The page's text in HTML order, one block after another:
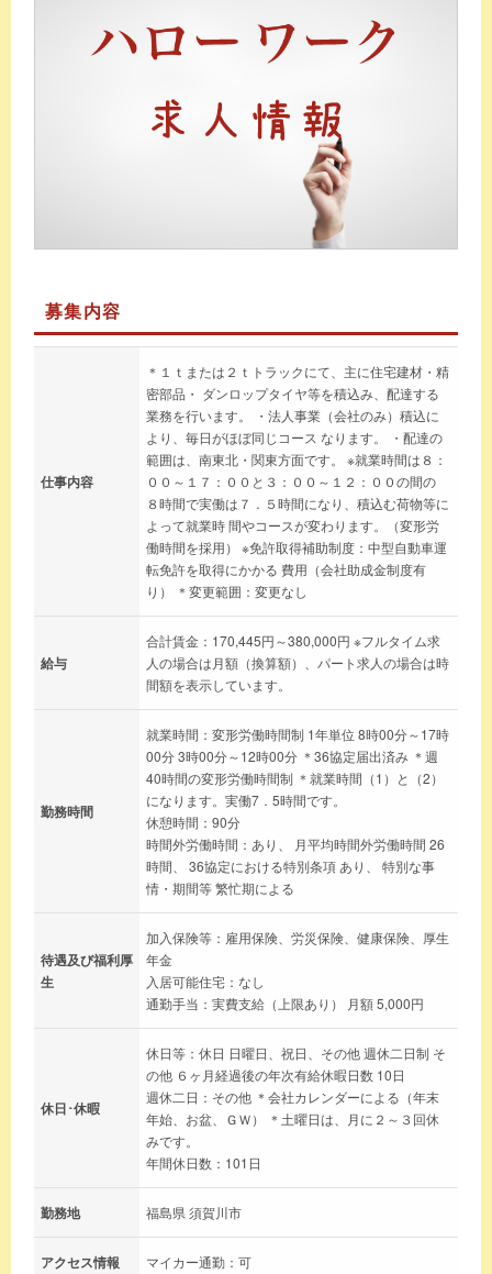
募集内容
仕事内容
＊１ｔまたは２ｔトラックにて、主に住宅建材・精
密部品・ ダンロップタイヤ等を積込み、配達する
業務を行います。 ・法人事業（会社のみ）積込に
より、毎日がほぼ同じコース なります。 ・配達の
範囲は、南東北・関東方面です。 ※就業時間は８：
００～１７：００と３：００～１２：００の間の
８時間で実働は７．５時間になり、積込む荷物等に
よって就業時 間やコースが変わります。（変形労
働時間を採用） ※免許取得補助制度：中型自動車運
転免許を取得にかかる 費用（会社助成金制度有
り） ＊変更範囲：変更なし
給与
合計賃金：170,445円～380,000円 ※フルタイム求
人の場合は月額（換算額）、パート求人の場合は時
間額を表示しています。
勤務時間
就業時間：変形労働時間制 1年単位 8時00分～17時
00分 3時00分～12時00分 ＊36協定届出済み ＊週
40時間の変形労働時間制 ＊就業時間（1）と（2）
になります。実働7．5時間です。
休憩時間：90分
時間外労働時間：あり、 月平均時間外労働時間 26
時間、 36協定における特別条項 あり、 特別な事
情・期間等 繁忙期による
待遇及び福利厚
生
加入保険等：雇用保険、労災保険、健康保険、厚生
年金
入居可能住宅：なし
通勤手当：実費支給（上限あり） 月額 5,000円
休日･休暇
休日等：休日 日曜日、祝日、その他 週休二日制 そ
の他 ６ヶ月経過後の年次有給休暇日数 10日
週休二日：その他 ＊会社カレンダーによる（年末
年始、お盆、ＧＷ） ＊土曜日は、月に２～３回休
みです。
年間休日数：101日
勤務地 福島県 須賀川市
アクセス情報 マイカー通勤：可